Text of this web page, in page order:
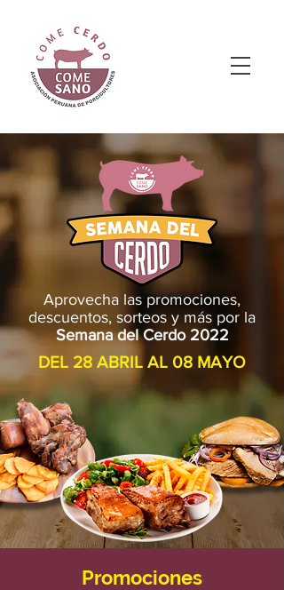
Aprovecha las promociones,
descuentos, sorteos y más por la
Semana del Cerdo 2022
DEL 28 ABRIL AL 08 MAYO
Promociones